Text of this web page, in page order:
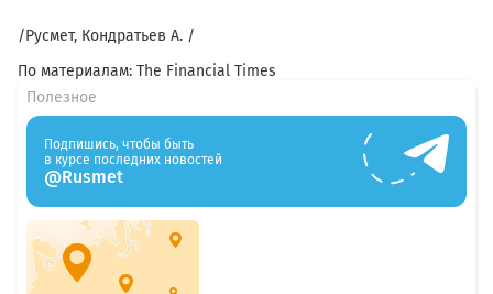
/Русмет, Кондратьев А. /
По материалам: The Financial Times
Полезное
Подпишись, чтобы быть
в курсе последних новостей
@Rusmet